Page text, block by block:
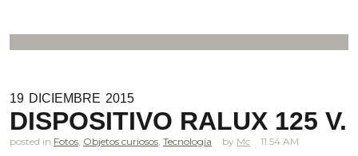
19 DICIEMBRE 2015
DISPOSITIVO RALUX 125 V.
posted in Fotos, Objetos curiosos, Tecnología Mc 11.54 AM